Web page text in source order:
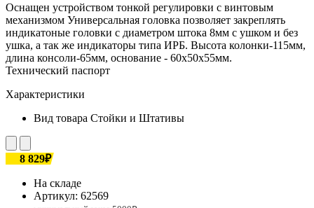
Оснащен устройством тонкой регулировки с винтовым
механизмом Универсальная головка позволяет закреплять
индикатоные головки с диаметром штока 8мм с ушком и без
ушка, а так же индикаторы типа ИРБ. Высота колонки-115мм,
длина консоли-65мм, основание - 60х50х55мм.
Технический паспорт
Характеристики
Вид товара Стойки и Штативы
8 829₽
На складе
Артикул: 62569